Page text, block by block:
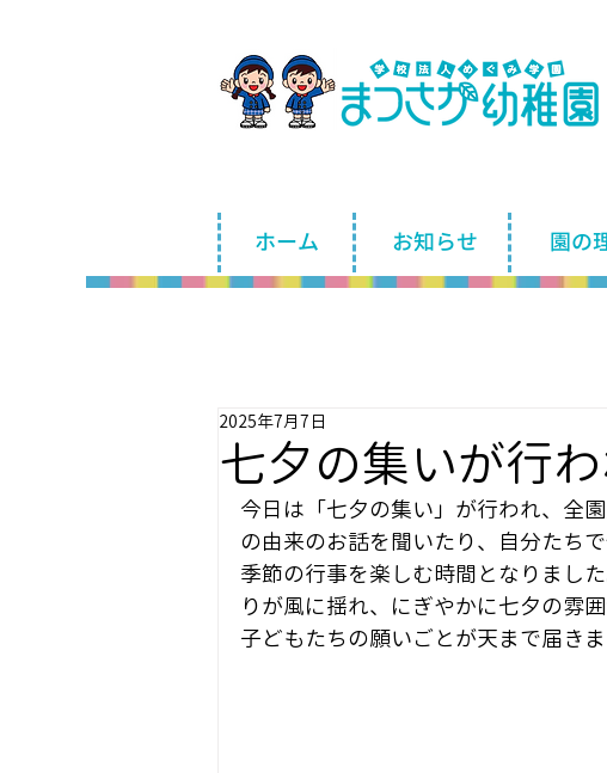
ホーム お知らせ 園の
七夕の集いが行
2025年7月7日
今日は「七夕の集い」が行われ、全
の由来のお話を聞いたり、自分たち
季節の行事を楽しむ時間となりまし
りが風に揺れ、にぎやかに七夕の雰
子どもたちの願いごとが天まで届きま